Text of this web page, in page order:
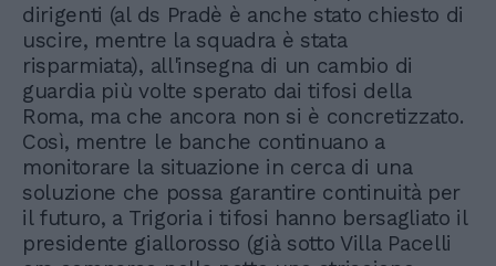
dirigenti (al ds Pradè è anche stato chiesto di
uscire, mentre la squadra è stata
risparmiata), all'insegna di un cambio di
guardia più volte sperato dai tifosi della
Roma, ma che ancora non si è concretizzato.
Così, mentre le banche continuano a
monitorare la situazione in cerca di una
soluzione che possa garantire continuità per
il futuro, a Trigoria i tifosi hanno bersagliato il
presidente giallorosso (già sotto Villa Pacelli